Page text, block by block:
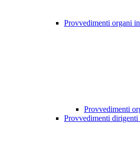
Provvedimenti organi
Provvedimenti
Provvedimenti